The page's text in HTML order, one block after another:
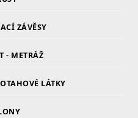
ZÁVĚSY
- METRÁŽ
LÁTKY